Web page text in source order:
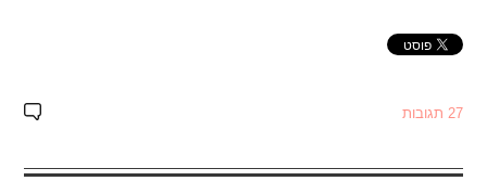
27 תגובות